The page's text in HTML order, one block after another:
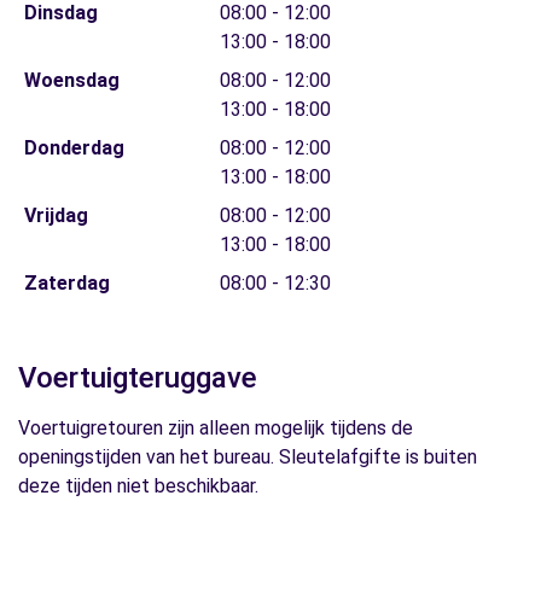
Dinsdag
08:00 - 12:00
13:00 - 18:00
Woensdag
08:00 - 12:00
13:00 - 18:00
Donderdag
08:00 - 12:00
13:00 - 18:00
Vrijdag
08:00 - 12:00
13:00 - 18:00
Zaterdag
08:00 - 12:30
Voertuigteruggave
Voertuigretouren zijn alleen mogelijk tijdens de
openingstijden van het bureau. Sleutelafgifte is buiten
deze tijden niet beschikbaar.